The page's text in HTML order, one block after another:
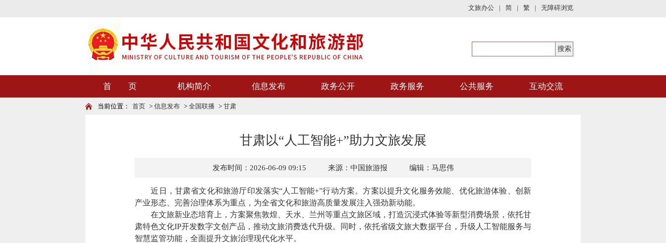
文旅办公 | 简 | 繁 | 无障碍浏览
首 页 机构简介 信息发布 政务公开 政务服务 公共服务 互动交流
当前位置： 首页 > 信息发布 > 全国联播 > 甘肃
甘肃以“人工智能+”助力文旅发展
发布时间：2026-06-09 09:15 来源：中国旅游报 编辑：马思伟
近日，甘肃省文化和旅游厅印发落实“人工智能+”行动方案。方案以提升文化服务效能、优化旅游体验、创新
产业形态、完善治理体系为重点，为全省文化和旅游高质量发展注入强劲新动能。
在文旅新业态培育上，方案聚焦敦煌、天水、兰州等重点文旅区域，打造沉浸式体验等新型消费场景，依托甘
肃特色文化IP开发数字文创产品，推动文旅消费迭代升级。同时，依托省级文旅大数据平台，升级人工智能服务与
智慧监管功能，全面提升文旅治理现代化水平。